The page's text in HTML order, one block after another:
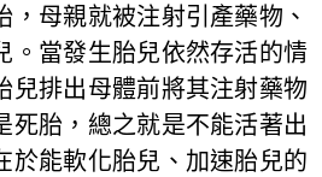
，母親就被注射引產藥物、
。當發生胎兒依然存活的情
兒排出母體前將其注射藥物
死胎，總之就是不能活著出
於能軟化胎兒、加速胎兒的